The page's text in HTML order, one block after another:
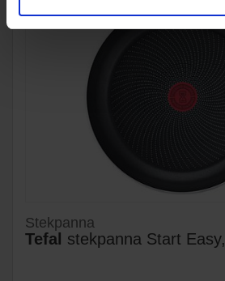
Stekpanna
Tefal stekpanna Start